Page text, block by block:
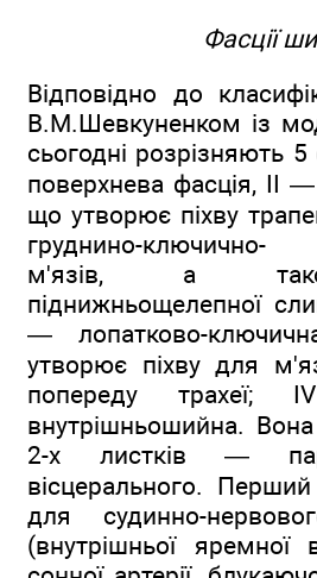
Фасції
Відповідно до
В.М.Шевкуненком із
сьогодні розрізняють
поверхнева фасція, II
що утворює піхву
груднино-ключично-
м'язів, а
піднижньощелепної
— лопатково-
утворює піхву для
попереду
внутрішньошийна.
2-х листків —
вісцерального.
для судинно-
(внутрішньої яремної